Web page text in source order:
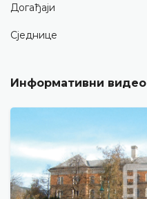
Догађаји
Сједнице
Информативни видео